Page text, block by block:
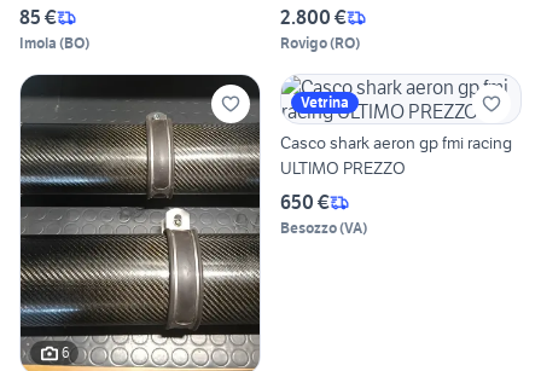
85 €
Imola (BO)
2.800 €
Rovigo(RO)
6
Vetrina
Casco shark aeron gp fmi racing
ULTIMO PREZZO
650 €
Besozzo(VA)